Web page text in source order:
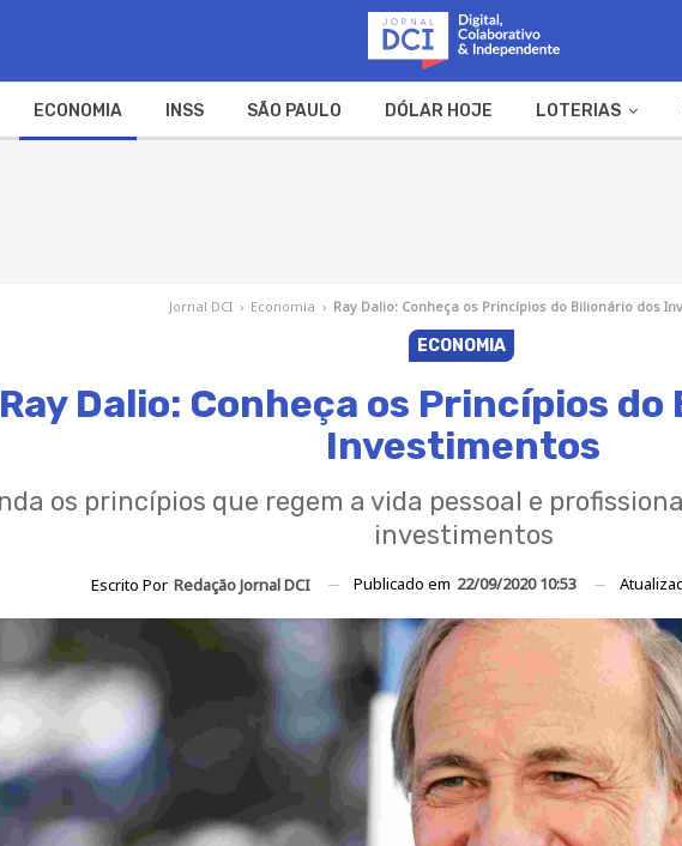
ECONOMIA INSS SÃO PAULO DÓLAR HOJE LOTERIAS
Jornal DCI › Economia › Ray Dalio: Conheça os Princípios do Bilionário dos
ECONOMIA
Ray Dalio: Conheça os Princípios
Investimentos
os princípios que regem a vida pessoal e
investimentos
Escrito Por Redação Jornal DCI Publicado em 22/09/2020 10:53